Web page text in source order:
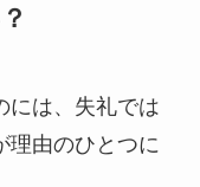
には、失礼では
理由のひとつに